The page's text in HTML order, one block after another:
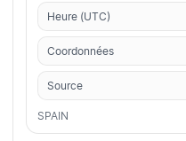
Heure (UTC)
Coordonnées
Source
SPAIN